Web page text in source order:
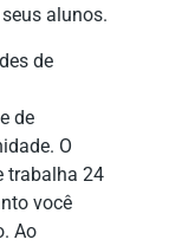
alunos.
de
de
O
trabalha 24
você
Ao